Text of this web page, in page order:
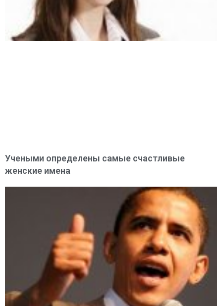
Учеными определены самые счастливые
женские имена